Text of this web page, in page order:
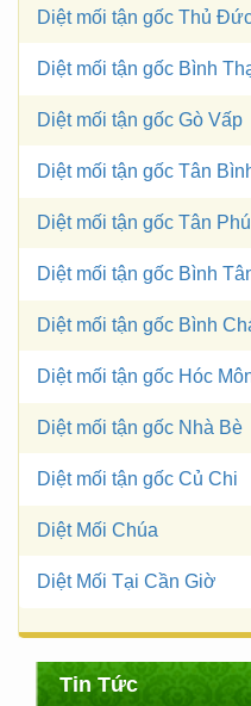
Diệt mối tận gốc Thủ
Diệt mối tận gốc Bình
Diệt mối tận gốc Gò Vấp
Diệt mối tận gốc Tân
Diệt mối tận gốc Tân Phú
Diệt mối tận gốc Bình
Diệt mối tận gốc Bình
Diệt mối tận gốc Hóc
Diệt mối tận gốc Nhà Bè
Diệt mối tận gốc Củ Chi
Diệt Mối Chúa
Diệt Mối Tại Cần Giờ
Tin Tức